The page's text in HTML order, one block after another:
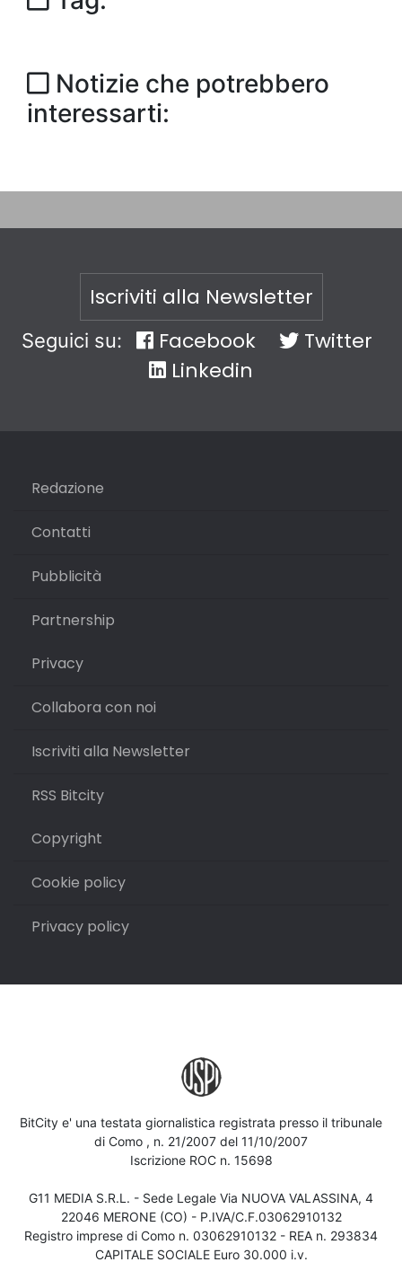
Notizie che potrebbero
interessarti:
Iscriviti alla Newsletter
Seguici su: Facebook
Twitter
Linkedin
Redazione
Contatti
Pubblicità
Partnership
Privacy
Collabora con noi
Iscriviti alla Newsletter
RSS Bitcity
Copyright
Cookie policy
Privacy policy
BitCity e' una testata giornalistica registrata presso il tribunale
di Como , n. 21/2007 del 11/10/2007
Iscrizione ROC n. 15698
G11 MEDIA S.R.L. - Sede Legale Via NUOVA VALASSINA, 4
22046 MERONE (CO) - P.IVA/C.F.03062910132
Registro imprese di Como n. 03062910132 - REA n. 293834
CAPITALE SOCIALE Euro 30.000 i.v.